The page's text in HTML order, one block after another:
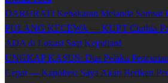
DARURAT! Kebakaran Melanda Samsat
PULANG KECEWA — KUPT Cinthia
ADA di Lokasi Saat Kejadian!
UNGKAP KASUS: Dua Pelaku
Cepat — Kapolres: Saya Akan Berikan